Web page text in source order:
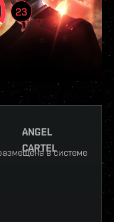
23
в системе
ANGEL
CARTEL